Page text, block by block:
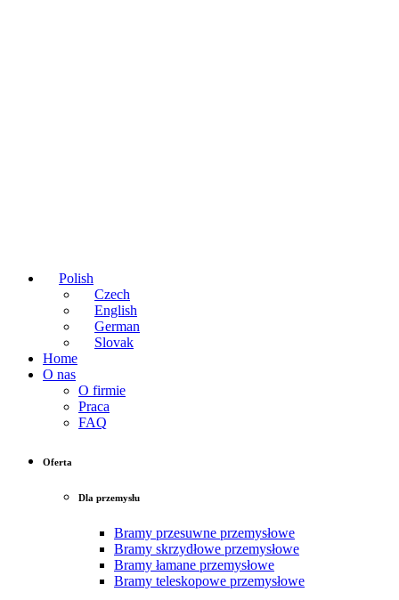
Polish
Czech
English
German
Slovak
Home
O nas
O firmie
Praca
FAQ
Oferta
Dla przemysłu
Bramy przesuwne przemysłowe
Bramy skrzydłowe przemysłowe
Bramy łamane przemysłowe
Bramy teleskopowe przemysłowe